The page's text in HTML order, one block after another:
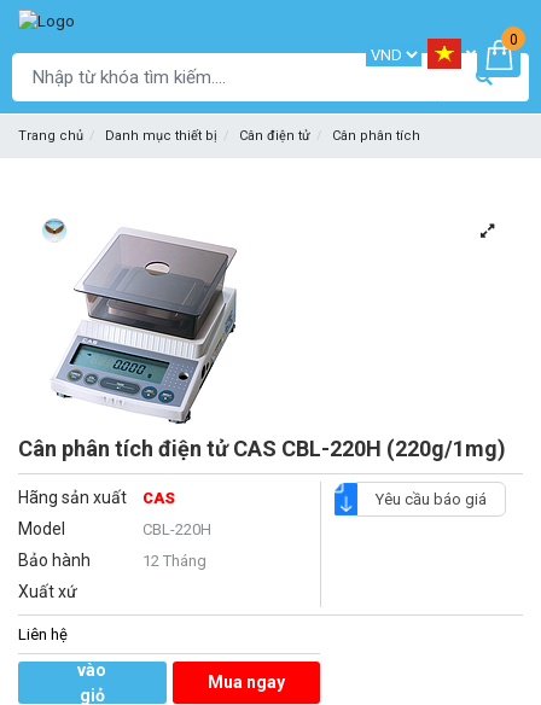
0
Trang chủ Danh mục thiết bị Cân điện tử Cân phân tích
Cân phân tích điện tử CAS CBL-220H (220g/1mg)
Hãng sản xuất CAS
Model CBL-220H
Bảo hành 12 Tháng
Xuất xứ
Yêu cầu báo giá
Liên hệ
vào
giỏ
Mua ngay